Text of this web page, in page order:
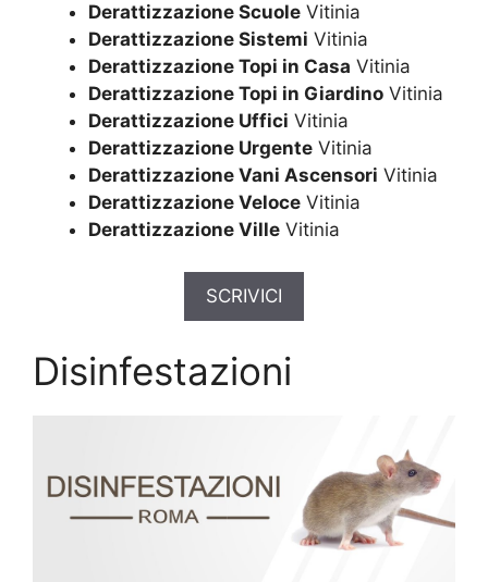
Derattizzazione Scuole Vitinia
Derattizzazione Sistemi Vitinia
Derattizzazione Topi in Casa Vitinia
Derattizzazione Topi in Giardino Vitinia
Derattizzazione Uffici Vitinia
Derattizzazione Urgente Vitinia
Derattizzazione Vani Ascensori Vitinia
Derattizzazione Veloce Vitinia
Derattizzazione Ville Vitinia
SCRIVICI
Disinfestazioni